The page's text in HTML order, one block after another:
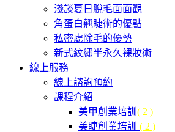
淺談夏日脫毛面面觀
角蛋白翹睫術的優點
私密處除毛的優勢
新式紋繡半永久裸妝術
線上服務
線上諮詢預約
課程介紹
美甲創業培訓 ( 2 )
美睫創業培訓 ( 2 )